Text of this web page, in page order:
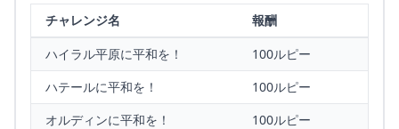
チャレンジ名
報酬
ハイラル平原に平和を！
100ルピー
ハテールに平和を！
100ルピー
オルディンに平和を！
100ルピー